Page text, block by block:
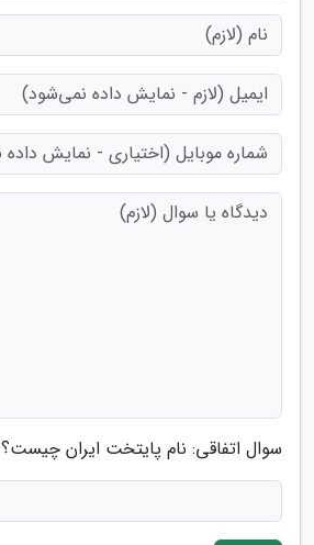
سوال اتفاقی: نام پایتخت ایران چیست؟